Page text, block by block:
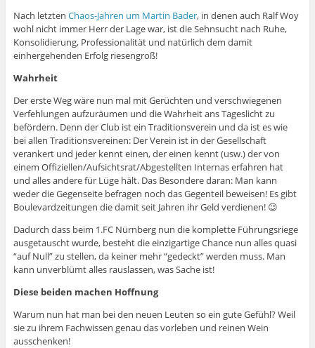
Nach letzten Chaos-Jahren um Martin Bader, in denen auch Ralf Woy
wohl nicht immer Herr der Lage war, ist die Sehnsucht nach Ruhe,
Konsolidierung, Professionalität und natürlich dem damit
einhergehenden Erfolg riesengroß!
Wahrheit
Der erste Weg wäre nun mal mit Gerüchten und verschwiegenen
Verfehlungen aufzuräumen und die Wahrheit ans Tageslicht zu
befördern. Denn der Club ist ein Traditionsverein und da ist es wie
bei allen Traditionsvereinen: Der Verein ist in der Gesellschaft
verankert und jeder kennt einen, der einen kennt (usw.) der von
einem Offiziellen/Aufsichtsrat/Abgestellten Internas erfahren hat
und alles andere für Lüge hält. Das Besondere daran: Man kann
weder die Gegenseite befragen noch das Gegenteil beweisen! Es gibt
Boulevardzeitungen die damit seit Jahren ihr Geld verdienen! 😉
Dadurch dass beim 1.FC Nürnberg nun die komplette Führungsriege
ausgetauscht wurde, besteht die einzigartige Chance nun alles quasi
“auf Null” zu stellen, da keiner mehr “gedeckt” werden muss. Man
kann unverblümt alles rauslassen, was Sache ist!
Diese beiden machen Hoffnung
Warum nun hat man bei den neuen Leuten so ein gute Gefühl? Weil
sie zu ihrem Fachwissen genau das vorleben und reinen Wein
ausschenken!